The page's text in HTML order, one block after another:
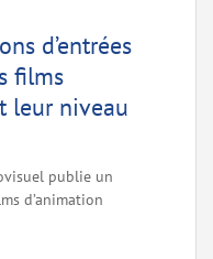
d’entrées
films
leur niveau
publie un
d’animation